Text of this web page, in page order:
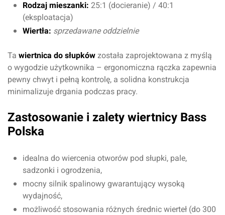
Rodzaj mieszanki: 25:1 (docieranie) / 40:1
(eksploatacja)
Wiertła: sprzedawane oddzielnie
Ta wiertnica do słupków została zaprojektowana z myślą
o wygodzie użytkownika – ergonomiczna rączka zapewnia
pewny chwyt i pełną kontrolę, a solidna konstrukcja
minimalizuje drgania podczas pracy.
Zastosowanie i zalety wiertnicy Bass
Polska
idealna do wiercenia otworów pod słupki, pale,
sadzonki i ogrodzenia,
mocny silnik spalinowy gwarantujący wysoką
wydajność,
możliwość stosowania różnych średnic wierteł (do 300